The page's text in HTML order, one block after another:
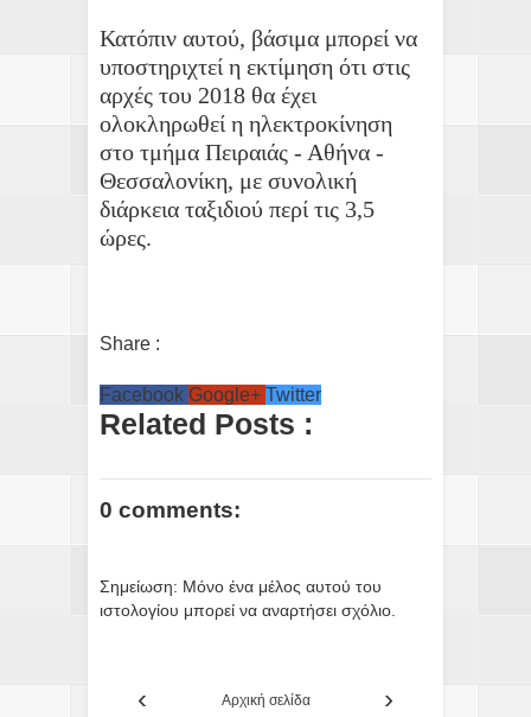
Κατόπιν αυτού, βάσιμα μπορεί να
υποστηριχτεί η εκτίμηση ότι στις
αρχές του 2018 θα έχει
ολοκληρωθεί η ηλεκτροκίνηση
στο τμήμα Πειραιάς - Αθήνα -
Θεσσαλονίκη, με συνολική
διάρκεια ταξιδιού περί τις 3,5
ώρες.
Share :
Facebook Google+ Twitter
Related Posts :
0 comments:
Σημείωση: Μόνο ένα μέλος αυτού του
ιστολογίου μπορεί να αναρτήσει σχόλιο.
‹ ›
Αρχική σελίδα